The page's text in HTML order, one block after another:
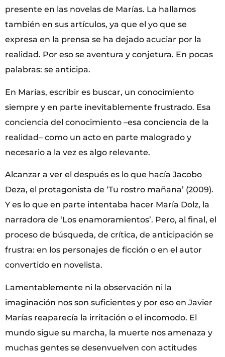
presente en las novelas de Marías. La hallamos
también en sus artículos, ya que el yo que se
expresa en la prensa se ha dejado acuciar por la
realidad. Por eso se aventura y conjetura. En pocas
palabras: se anticipa.
En Marías, escribir es buscar, un conocimiento
siempre y en parte inevitablemente frustrado. Esa
conciencia del conocimiento –esa conciencia de la
realidad– como un acto en parte malogrado y
necesario a la vez es algo relevante.
Alcanzar a ver el después es lo que hacía Jacobo
Deza, el protagonista de ‘Tu rostro mañana’ (2009).
Y es lo que en parte intentaba hacer María Dolz, la
narradora de ‘Los enamoramientos’. Pero, al final, el
proceso de búsqueda, de crítica, de anticipación se
frustra: en los personajes de ficción o en el autor
convertido en novelista.
Lamentablemente ni la observación ni la
imaginación nos son suficientes y por eso en Javier
Marías reaparecía la irritación o el incomodo. El
mundo sigue su marcha, la muerte nos amenaza y
muchas gentes se desenvuelven con actitudes